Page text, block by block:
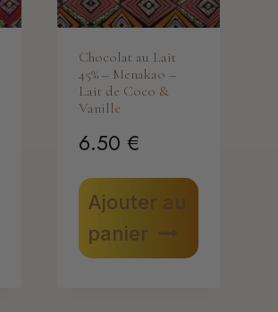
Chocolat au Lait
45% – Menakao –
Lait de Coco &
Vanille
6.50€
Ajouter au
panier